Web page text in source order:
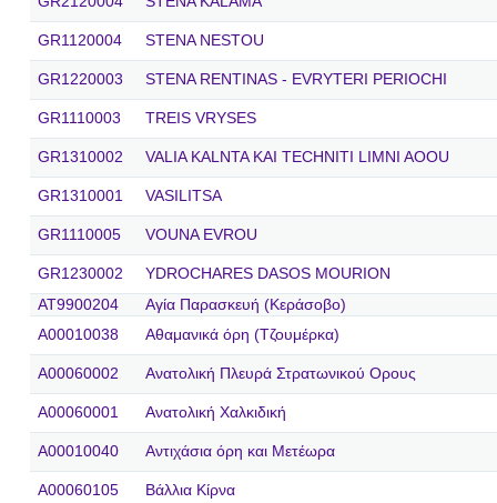
GR1120004 STENA NESTOU
GR1220003 STENA RENTINAS - EVRYTERI PERIOCHI
GR1110003 TREIS VRYSES
GR1310002 VALIA KALNTA KAI TECHNITI LIMNI AOOU
GR1310001 VASILITSA
GR1110005 VOUNA EVROU
GR1230002
YDROCHARES DASOS MOURION
AT9900204
Αγία Παρασκευή (Κεράσοβο)
A00010038
Αθαμανικά όρη (Τζουμέρκα)
A00060002 Ανατολική Πλευρά Στρατωνικού Ορους
A00060001 Ανατολική Χαλκιδική
A00010040 Αντιχάσια όρη και Μετέωρα
A00060105 Βάλλια Κίρνα